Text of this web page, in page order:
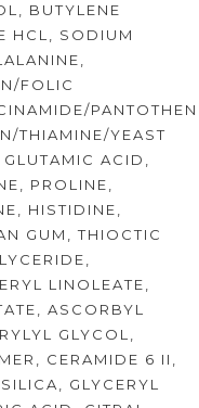
BUTYLENE
HCL, SODIUM
FOLIC
THIAMINE/YEAST
ACID,
PROLINE,
HISTIDINE,
GUM, THIOCTIC
LINOLEATE,
ASCORBYL
GLYCOL,
CERAMIDE 6 II,
GLYCERYL